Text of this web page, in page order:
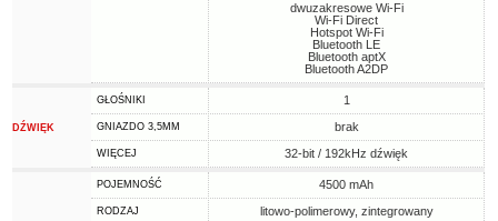
dwuzakresowe Wi-Fi
Wi-Fi Direct
Hotspot Wi-Fi
Bluetooth LE
Bluetooth aptX
Bluetooth A2DP
DŹWIĘK
GŁOŚNIKI 1
GNIAZDO 3,5MM brak
WIĘCEJ 32-bit / 192kHz dźwięk
POJEMNOŚĆ 4500 mAh
RODZAJ litowo-polimerowy, zintegrowany